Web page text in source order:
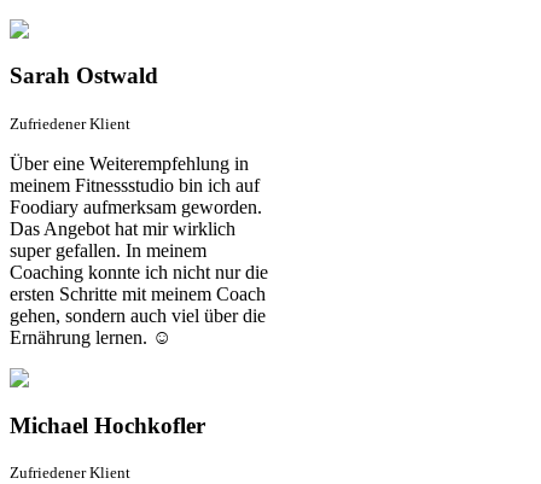
Sarah Ostwald
Zufriedener Klient
Über eine Weiterempfehlung in
meinem Fitnessstudio bin ich auf
Foodiary aufmerksam geworden.
Das Angebot hat mir wirklich
super gefallen. In meinem
Coaching konnte ich nicht nur die
ersten Schritte mit meinem Coach
gehen, sondern auch viel über die
Ernährung lernen. ☺️
Michael Hochkofler
Zufriedener Klient